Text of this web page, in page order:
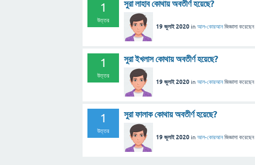
1
উত্তর
সুরা লাহাব কোথায় অবতীর্ণ হয়েছে?
19 জুলাই 2020 in আল-কোরআন জিজ্ঞাসা করেছেন
1
উত্তর
সুরা ইখলাস কোথায় অবতীর্ণ হয়েছে?
19 জুলাই 2020 in আল-কোরআন জিজ্ঞাসা করেছেন
1
উত্তর
সুরা ফালাক কোথায় অবতীর্ণ হয়েছে?
19 জুলাই 2020 in আল-কোরআন জিজ্ঞাসা করেছেন